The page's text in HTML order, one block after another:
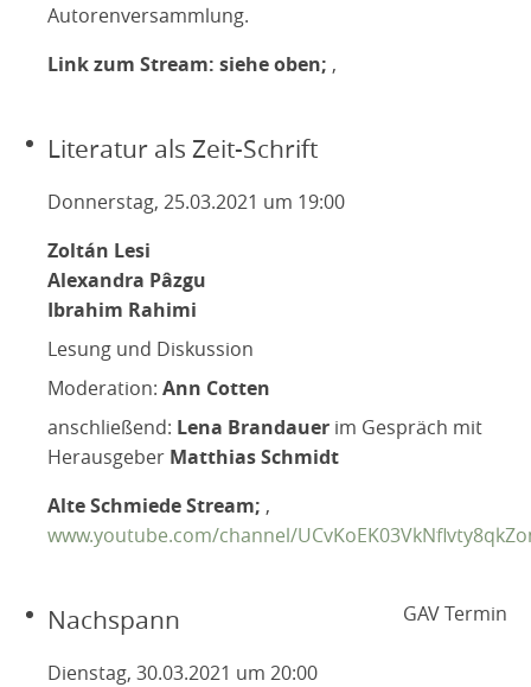
Autorenversammlung.
Link zum Stream: siehe oben; ,
Literatur als Zeit-Schrift
Donnerstag, 25.03.2021 um 19:00
Zoltán Lesi
Alexandra Pâzgu
Ibrahim Rahimi
Lesung und Diskussion
Moderation: Ann Cotten
anschließend: Lena Brandauer im Gespräch mit
Herausgeber Matthias Schmidt
Alte Schmiede Stream; ,
www.youtube.com/channel/
Nachspann GAV Termin
Dienstag, 30.03.2021 um 20:00